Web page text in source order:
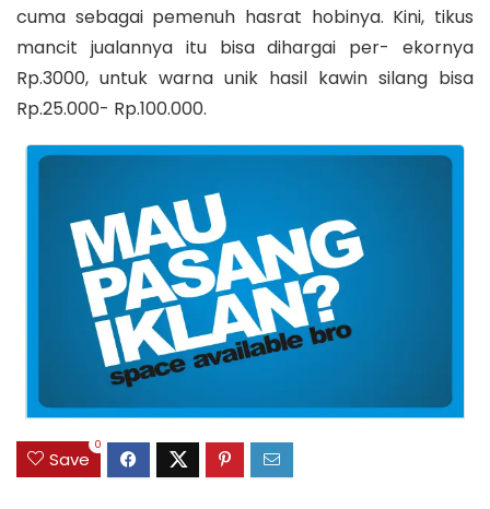
cuma sebagai pemenuh hasrat hobinya. Kini, tikus
mancit jualannya itu bisa dihargai per- ekornya
Rp.3000, untuk warna unik hasil kawin silang bisa
Rp.25.000- Rp.100.000.
Save
0